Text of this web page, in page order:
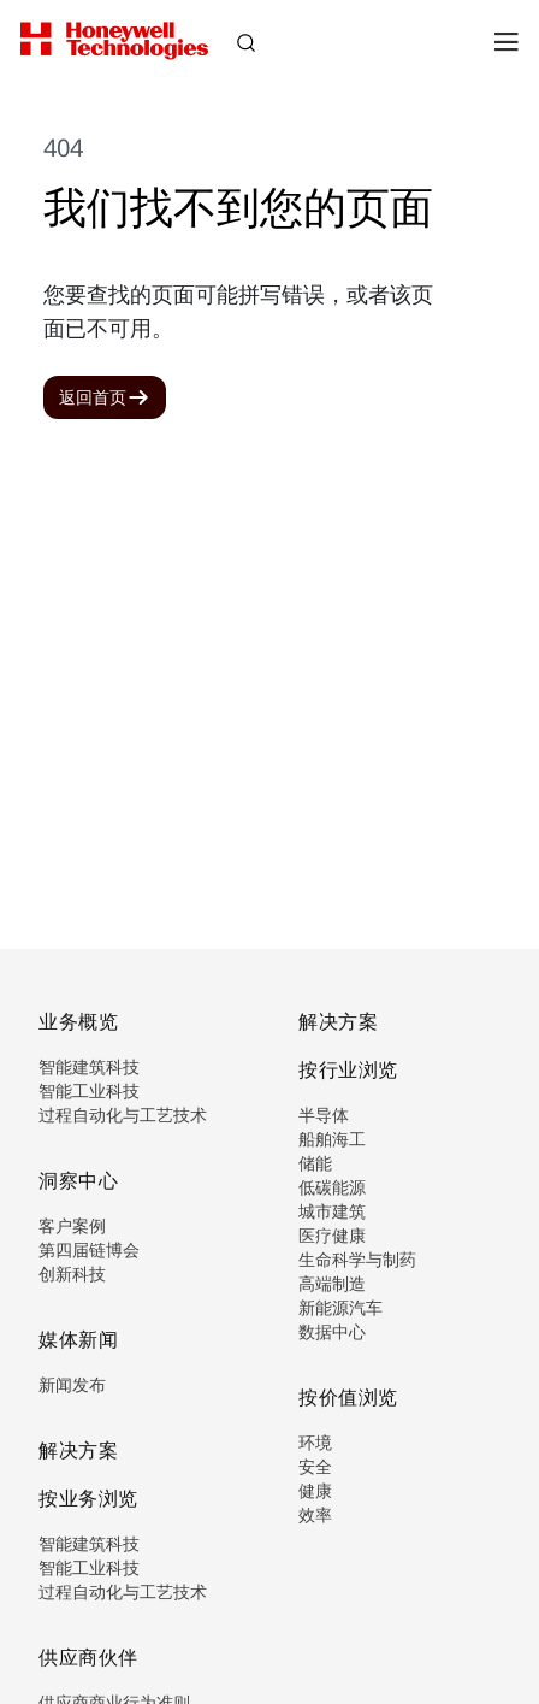
404
我们找不到您的页面
您要查找的页面可能拼写错误，或者该页
面已不可用。
返回首页
业务概览
智能建筑科技
智能工业科技
过程自动化与工艺技术
洞察中心
客户案例
第四届链博会
创新科技
媒体新闻
新闻发布
解决方案
按业务浏览
智能建筑科技
智能工业科技
过程自动化与工艺技术
供应商伙伴
解决方案
按行业浏览
半导体
船舶海工
储能
低碳能源
城市建筑
医疗健康
生命科学与制药
高端制造
新能源汽车
数据中心
按价值浏览
环境
安全
健康
效率